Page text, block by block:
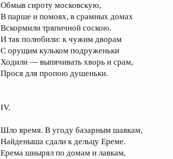
Обмыв сироту московскую,
В парше и помоях, в срамных домах
Вскормили тряпичной соскою.
И так полюбили: к чужим дворам
С орущим кульком подруженьки
Ходили — выпячивать хворь и срам,
Прося для пропою душеньки.
IV.
Шло время. В угоду базарным шавкам,
Найденыша сдали к дельцу Ереме.
Ерема шнырял по домам и лавкам,